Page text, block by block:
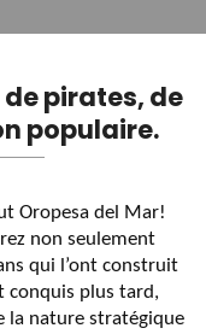
pirates, de
populaire.
Oropesa del Mar!
non seulement
qui l’ont construit
conquis plus tard,
la nature stratégique